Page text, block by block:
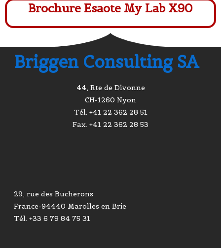
Brochure Esaote My Lab X90
Briggen Consulting SA
44, Rte de Divonne
CH-1260 Nyon
Tél. +41 22 362 28 51
Fax. +41 22 362 28 53
29, rue des Bucherons
France-94440 Marolles en Brie
Tél. +33 6 79 84 75 31